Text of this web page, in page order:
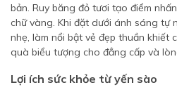
bản. Ruy băng đỏ tươi tạo điểm
chữ vàng. Khi đặt dưới ánh sáng tự
nhẹ, làm nổi bật vẻ đẹp thuần khiết
quà biểu tượng cho đẳng cấp và
Lợi ích sức khỏe từ yến sào